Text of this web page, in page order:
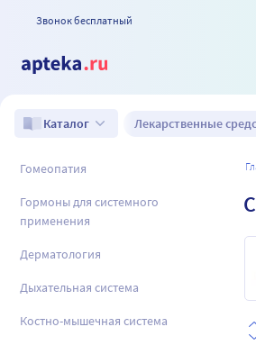
Звонок бесплатный
Каталог Лекарственные
Гомеопатия
Гормоны для системного
применения
Дерматология
Дыхательная система
Костно-мышечная система